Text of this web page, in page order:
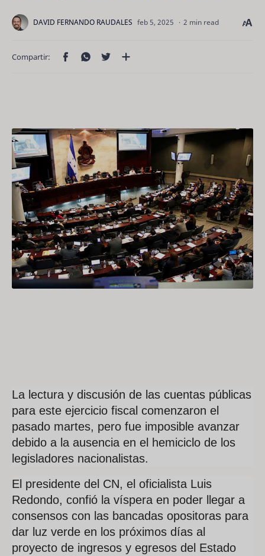
2 min read
La lectura y discusión de las cuentas públicas
para este ejercicio fiscal comenzaron el
pasado martes, pero fue imposible avanzar
debido a la ausencia en el hemiciclo de los
legisladores nacionalistas.
El presidente del CN, el oficialista Luis
Redondo, confió la víspera en poder llegar a
consensos con las bancadas opositoras para
dar luz verde en los próximos días al
proyecto de ingresos y egresos del Estado